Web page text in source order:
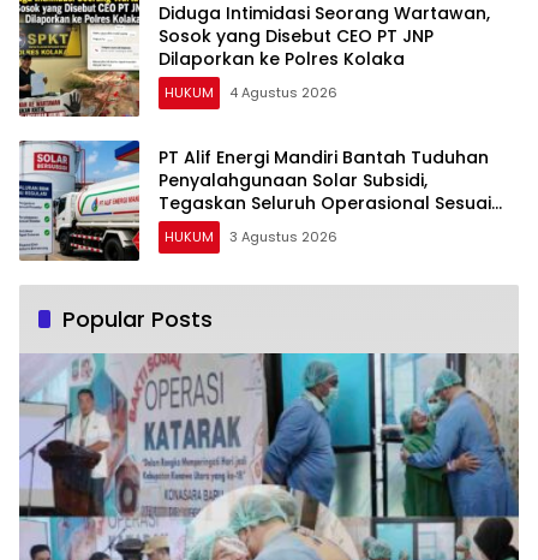
Diduga Intimidasi Seorang Wartawan,
Sosok yang Disebut CEO PT JNP
Dilaporkan ke Polres Kolaka
HUKUM 4 Agustus 2026
PT Alif Energi Mandiri Bantah Tuduhan
Penyalahgunaan Solar Subsidi,
Tegaskan Seluruh Operasional Sesuai
Regulasi
HUKUM 3 Agustus 2026
Popular Posts